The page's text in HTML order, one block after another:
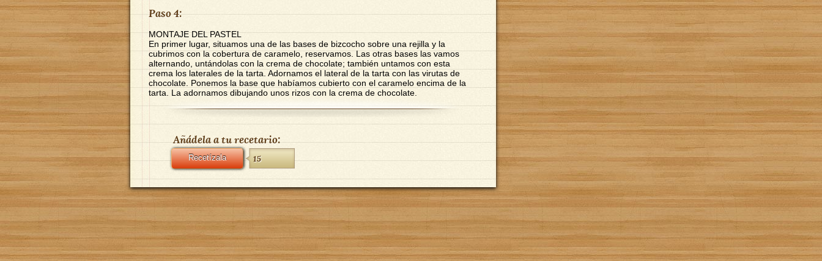
Paso 4:
MONTAJE DEL PASTEL
En primer lugar, situamos una de las bases de bizcocho sobre una rejilla y la
cubrimos con la cobertura de caramelo, reservamos. Las otras bases las vamos
alternando, untándolas con la crema de chocolate; también untamos con esta
crema los laterales de la tarta. Adornamos el lateral de la tarta con las virutas de
chocolate. Ponemos la base que habíamos cubierto con el caramelo encima de la
tarta. La adornamos dibujando unos rizos con la crema de chocolate.
Añádela a tu recetario:
Recetízala 15